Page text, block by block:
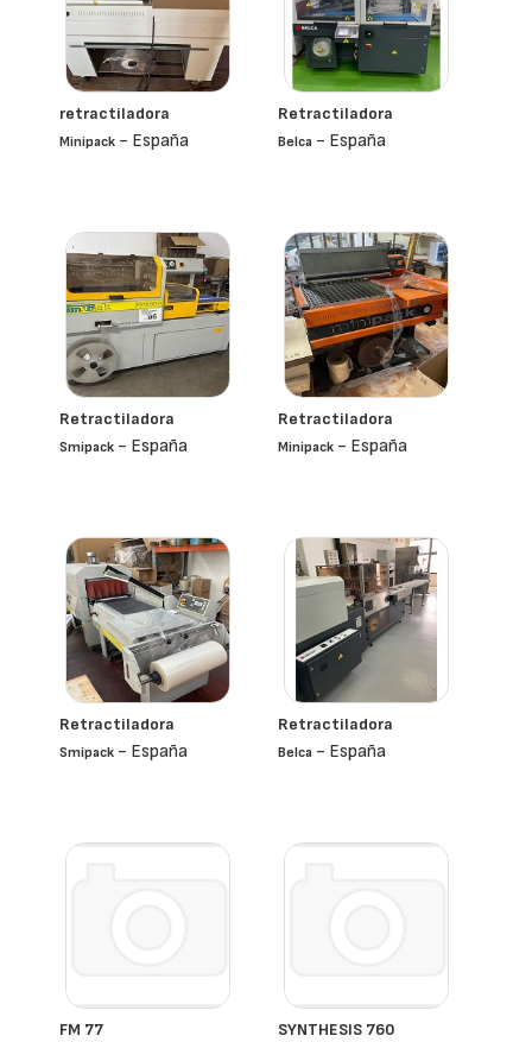
retractiladora
Minipack - España
Retractiladora
Belca - España
Retractiladora
Smipack - España
Retractiladora
Minipack - España
Retractiladora
Smipack - España
Retractiladora
Belca - España
FM 77 SYNTHESIS 760